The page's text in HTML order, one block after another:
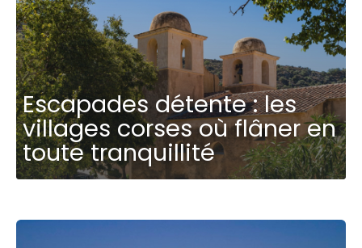
Escapades détente : les
villages corses où flâner en
toute tranquillité